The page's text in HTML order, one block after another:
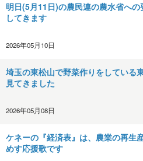
明日(5月11日)の農民連の農水省への
してきます
2026年05月10日
埼玉の東松山で野菜作りをしている
見てきました
2026年05月08日
ケネーの『経済表』は、農業の再生
めす応援歌です